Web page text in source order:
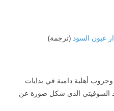
عيون السود (ترجمة)
أهلية دامية في بدايات
السوفيتي الذي شكل صورة عن